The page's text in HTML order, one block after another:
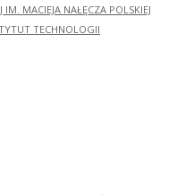
MACIEJA NAŁĘCZA POLSKIEJ
TECHNOLOGII